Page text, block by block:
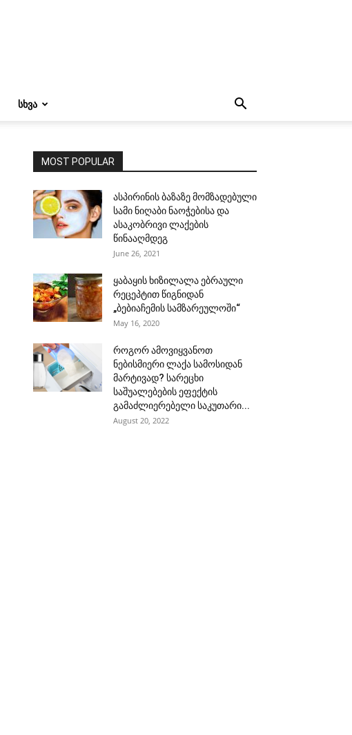
ᲡᲮᲕᲐ
MOST POPULAR
ასპირინის ბაზაზე მომზადებული
სამი ნიღაბი ნაოჭებისა და
ასაკობრივი ლაქების
წინააღმდეგ
June 26, 2021
ყაბაყის ხიზილალა ებრაული
რეცეპტით წიგნიდან
„ბებიაჩემის სამზარეულოში“
May 16, 2020
როგორ ამოვიყვანოთ
ნებისმიერი ლაქა სამოსიდან
მარტივად? სარეცხი
საშუალებების ეფექტის
გამაძლიერებელი საკუთარი...
August 20, 2022